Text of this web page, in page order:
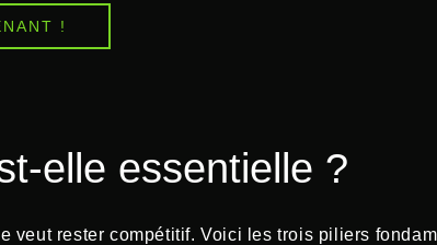
!
elle essentielle ?
veut rester compétitif. Voici les trois piliers